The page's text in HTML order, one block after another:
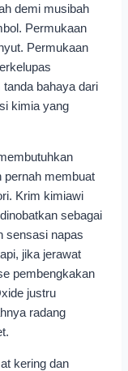
demi musibah
Permukaan
Permukaan
bahaya dari
kimia yang
pernah membuat
Krim kimiawi
sebagai
sensasi napas
jika jerawat
pembengkakan
justru
radang
kering dan